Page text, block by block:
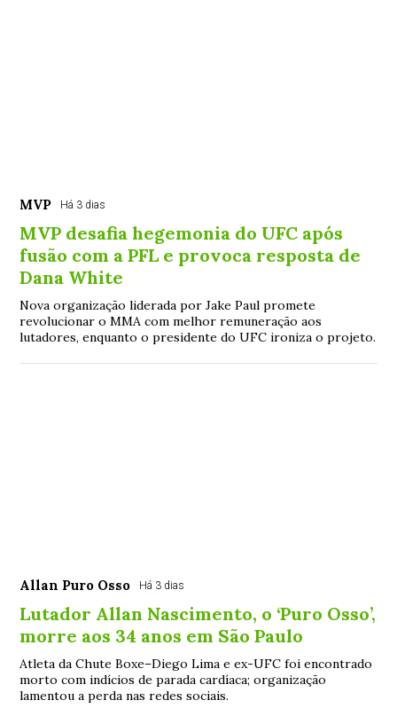
MVP Há 3 dias
MVP desafia hegemonia do UFC após
fusão com a PFL e provoca resposta de
Dana White
Nova organização liderada por Jake Paul promete
revolucionar o MMA com melhor remuneração aos
lutadores, enquanto o presidente do UFC ironiza o projeto.
Allan Puro Osso Há 3 dias
Lutador Allan Nascimento, o ‘Puro Osso’,
morre aos 34 anos em São Paulo
Atleta da Chute Boxe–Diego Lima e ex-UFC foi encontrado
morto com indícios de parada cardíaca; organização
lamentou a perda nas redes sociais.